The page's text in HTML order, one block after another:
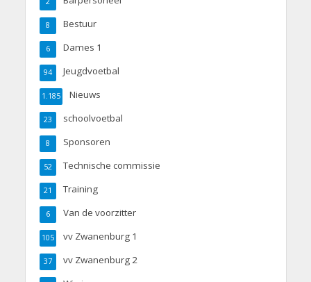
Bestuur
8
Dames 1
6
Jeugdvoetbal
94
Nieuws
1.185
schoolvoetbal
23
Sponsoren
8
Technische commissie
52
Training
21
Van de voorzitter
6
vv Zwanenburg 1
105
vv Zwanenburg 2
37